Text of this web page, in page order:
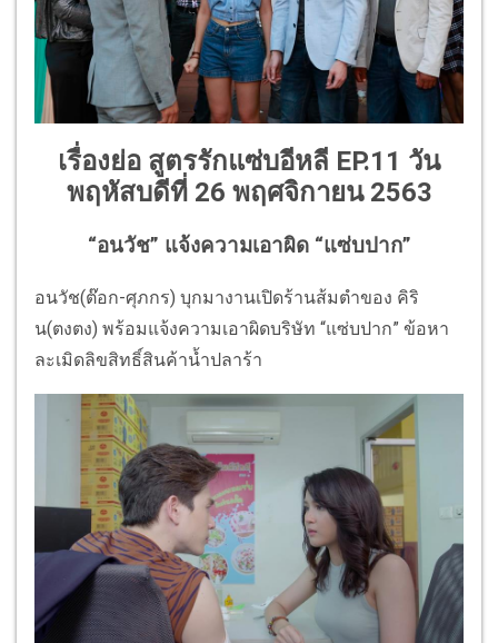
เรื่องย่อ สูตรรักแซ่บอีหลี EP.11 วัน
พฤหัสบดีที่ 26 พฤศจิกายน 2563
“อนวัช” แจ้งความเอาผิด “แซ่บปาก”
อนวัช(ต๊อก-ศุภกร) บุกมางานเปิดร้านส้มตำของ คิริ
น(ตงตง) พร้อมแจ้งความเอาผิดบริษัท “แซ่บปาก” ข้อหา
ละเมิดลิขสิทธิ์สินค้าน้ำปลาร้า